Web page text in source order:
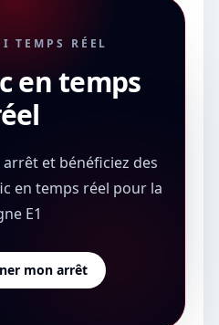
TEMPS RÉEL
en temps
et bénéficiez des
en temps réel pour la
E1
mon arrêt